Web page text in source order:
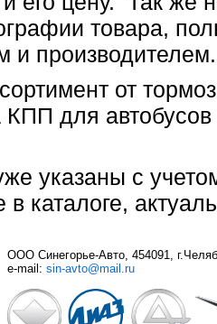
товара,
и производителем.
от
КПП для
указаны с
каталоге,
ООО Синегорье-Авто, 454091,
e-mail: sin-avto@mail.ru